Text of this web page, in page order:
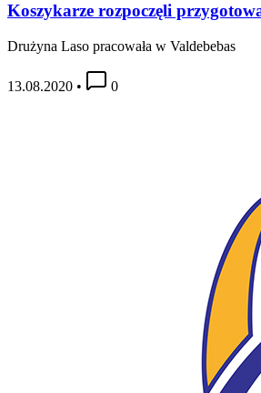
Koszykarze rozpoczęli
Drużyna Laso pracowała w Valdebebas
13.08.2020 • 0